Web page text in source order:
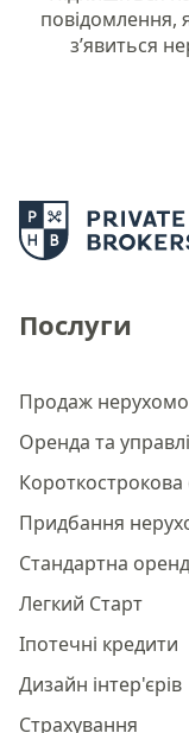
повідомлення,
з’явиться
Послуги
Продаж
Оренда та
Придбання
Стандартна
Легкий Старт
Іпотечні кредити
Дизайн інтер'єрів
Страхування